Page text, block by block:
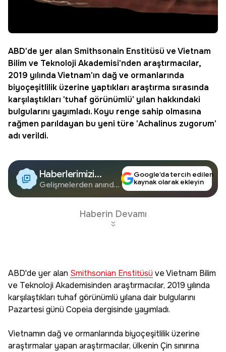
ABD'de yer alan Smithsonain Enstitüsü ve Vietnam
Bilim ve Teknoloji Akademisi'nden araştırmacılar,
2019 yılında Vietnam'ın dağ ve ormanlarında
biyoçeşitlilik üzerine yaptıkları araştırma sırasında
karşılaştıkları 'tuhaf görünümlü' yılan hakkındaki
bulgularını yayımladı. Koyu renge sahip olmasına
rağmen parıldayan bu yeni türe 'Achalinus zugorum'
adı verildi.
Haberlerimizi
Google'da Takip
Edin
Gelişmelerden anında
Google’da tercih edilen
kaynak olarak ekleyin
Haberin Devamı
ABD'de yer alan Smithsonian Enstitüsü ve Vietnam Bilim
ve Teknoloji Akademisinden araştırmacılar, 2019 yılında
karşılaştıkları tuhaf görünümlü yılana dair bulgularını
Pazartesi günü Copeia dergisinde yayımladı.
Vietnamın dağ ve ormanlarında biyoçeşitlilik üzerine
araştırmalar yapan araştırmacılar, ülkenin Çin sınırına